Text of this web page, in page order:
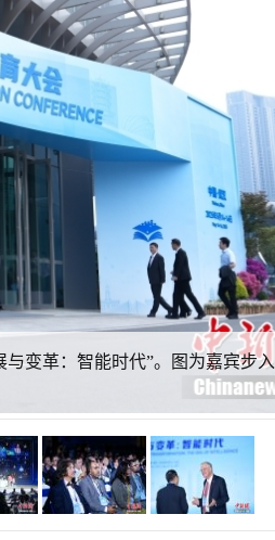
变革：智能时代”。图为嘉宾步